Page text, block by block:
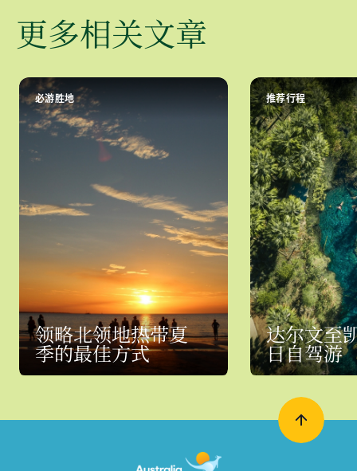
更多相关文章
必游胜地
领略北领地热带夏
季的最佳方式
推荐行程
达尔文至
日自驾游